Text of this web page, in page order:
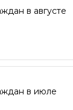
в августе
в июле